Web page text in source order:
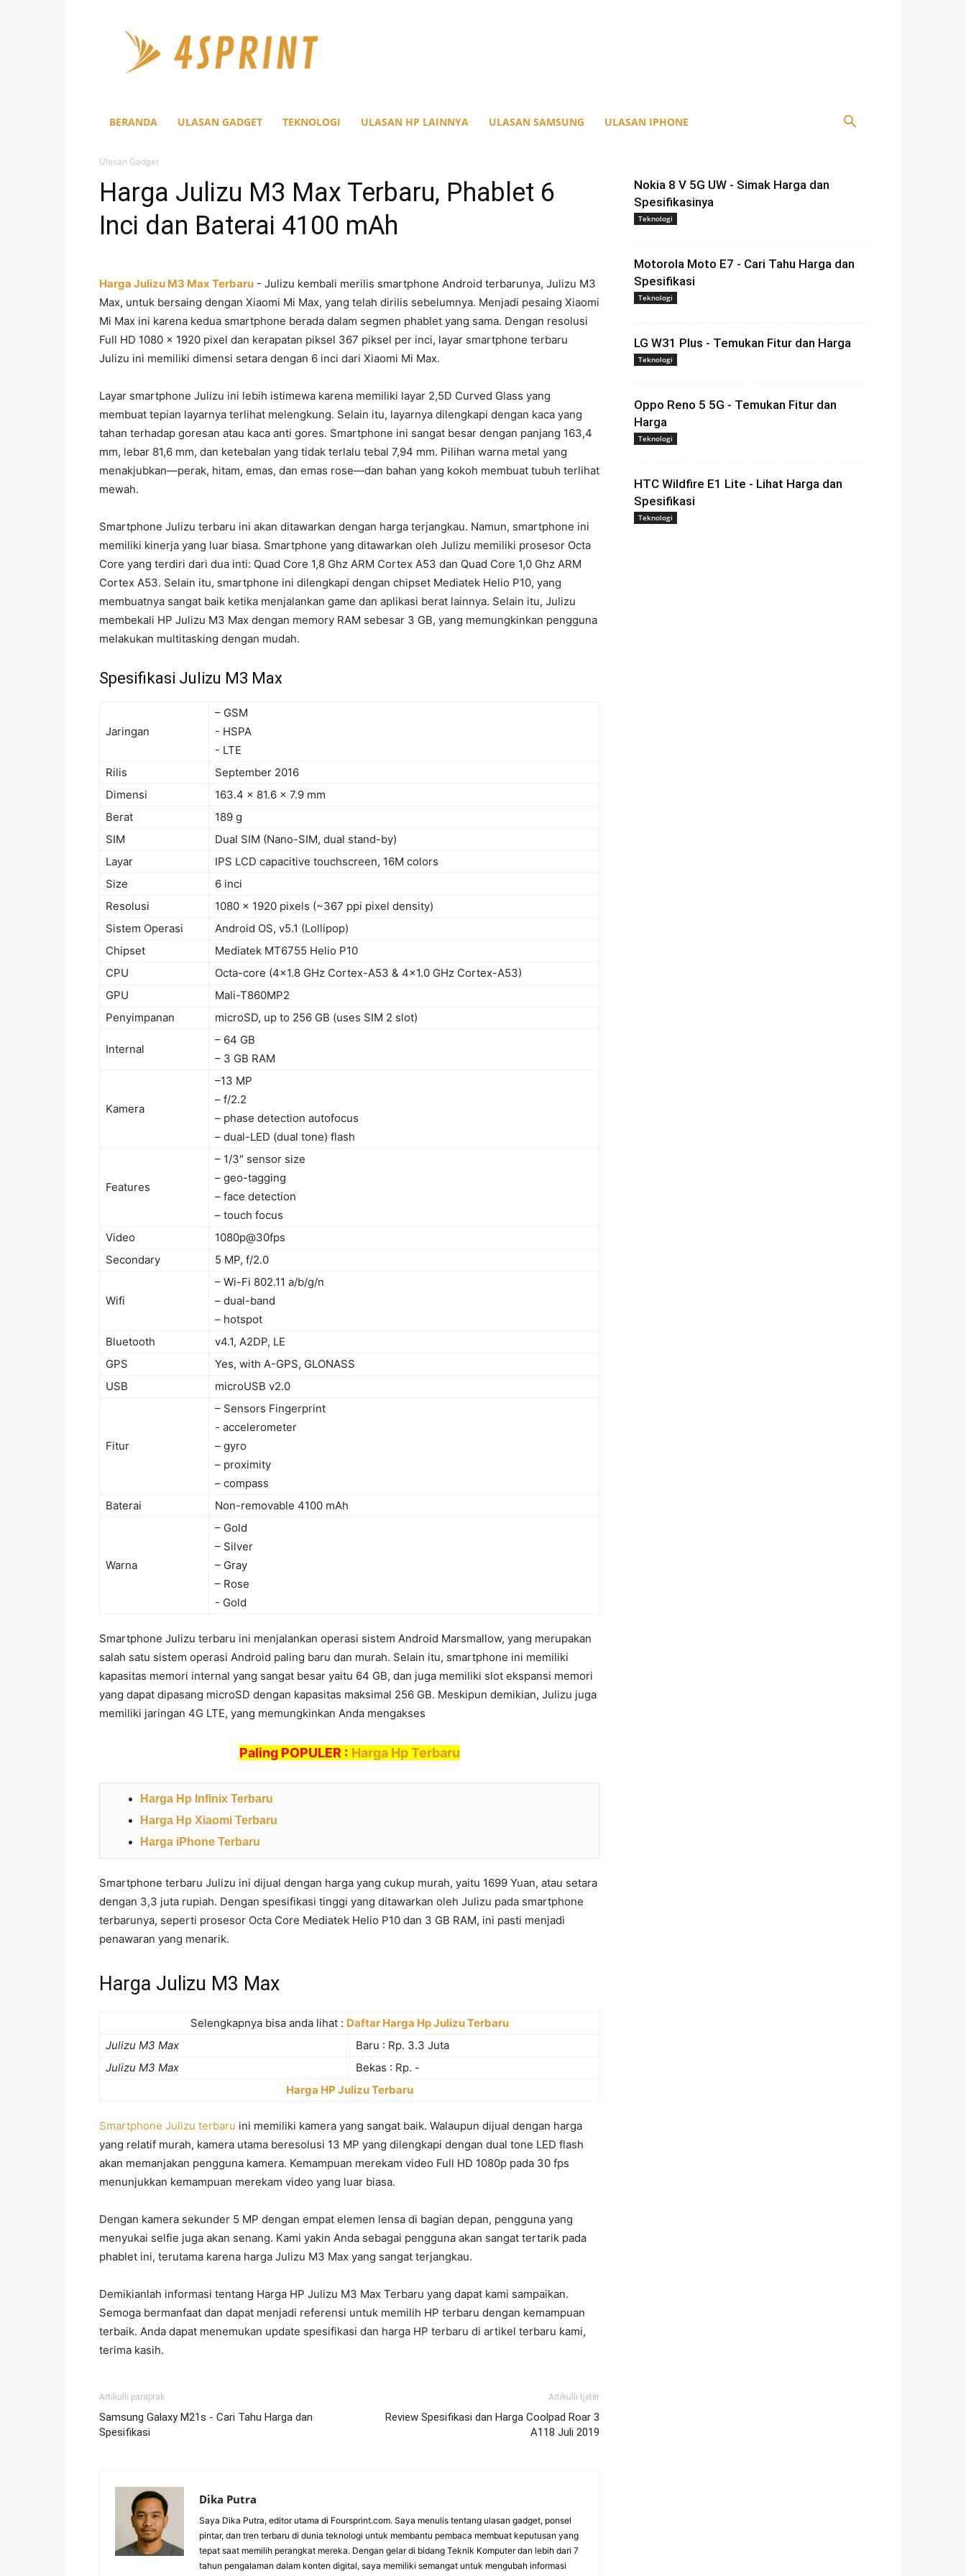
BERANDA ULASAN GADGET TEKNOLOGI ULASAN HP LAINNYA ULASAN SAMSUNG ULASAN IPHONE
Ulasan Gadget
Harga Julizu M3 Max Terbaru, Phablet 6
Inci dan Baterai 4100 mAh
Harga Julizu M3 Max Terbaru - Julizu kembali merilis smartphone Android terbarunya, Julizu M3
Max, untuk bersaing dengan Xiaomi Mi Max, yang telah dirilis sebelumnya. Menjadi pesaing Xiaomi
Mi Max ini karena kedua smartphone berada dalam segmen phablet yang sama. Dengan resolusi
Full HD 1080 x 1920 pixel dan kerapatan piksel 367 piksel per inci, layar smartphone terbaru
Julizu ini memiliki dimensi setara dengan 6 inci dari Xiaomi Mi Max.
Layar smartphone Julizu ini lebih istimewa karena memiliki layar 2,5D Curved Glass yang
membuat tepian layarnya terlihat melengkung. Selain itu, layarnya dilengkapi dengan kaca yang
tahan terhadap goresan atau kaca anti gores. Smartphone ini sangat besar dengan panjang 163,4
mm, lebar 81,6 mm, dan ketebalan yang tidak terlalu tebal 7,94 mm. Pilihan warna metal yang
menakjubkan—perak, hitam, emas, dan emas rose—dan bahan yang kokoh membuat tubuh terlihat
mewah.
Smartphone Julizu terbaru ini akan ditawarkan dengan harga terjangkau. Namun, smartphone ini
memiliki kinerja yang luar biasa. Smartphone yang ditawarkan oleh Julizu memiliki prosesor Octa
Core yang terdiri dari dua inti: Quad Core 1,8 Ghz ARM Cortex A53 dan Quad Core 1,0 Ghz ARM
Cortex A53. Selain itu, smartphone ini dilengkapi dengan chipset Mediatek Helio P10, yang
membuatnya sangat baik ketika menjalankan game dan aplikasi berat lainnya. Selain itu, Julizu
membekali HP Julizu M3 Max dengan memory RAM sebesar 3 GB, yang memungkinkan pengguna
melakukan multitasking dengan mudah.
Spesifikasi Julizu M3 Max
Jaringan
– GSM
- HSPA
- LTE
Rilis
September 2016
Dimensi
163.4 x 81.6 x 7.9 mm
Berat
189 g
SIM
Dual SIM (Nano-SIM, dual stand-by)
Layar
IPS LCD capacitive touchscreen, 16M colors
Size
6 inci
Resolusi
1080 x 1920 pixels (~367 ppi pixel density)
Sistem Operasi
Android OS, v5.1 (Lollipop)
Chipset
Mediatek MT6755 Helio P10
CPU
Octa-core (4x1.8 GHz Cortex-A53 & 4x1.0 GHz Cortex-A53)
GPU
Mali-T860MP2
Penyimpanan
microSD, up to 256 GB (uses SIM 2 slot)
Internal
– 64 GB
– 3 GB RAM
Kamera
–13 MP
– f/2.2
– phase detection autofocus
– dual-LED (dual tone) flash
Features
– 1/3" sensor size
– geo-tagging
– face detection
– touch focus
Video
1080p@30fps
Secondary
5 MP, f/2.0
Wifi
– Wi-Fi 802.11 a/b/g/n
– dual-band
– hotspot
Bluetooth
v4.1, A2DP, LE
GPS
Yes, with A-GPS, GLONASS
USB
microUSB v2.0
Fitur
– Sensors Fingerprint
- accelerometer
– gyro
– proximity
– compass
Baterai
Non-removable 4100 mAh
Warna
– Gold
– Silver
– Gray
– Rose
- Gold
Smartphone Julizu terbaru ini menjalankan operasi sistem Android Marsmallow, yang merupakan
salah satu sistem operasi Android paling baru dan murah. Selain itu, smartphone ini memiliki
kapasitas memori internal yang sangat besar yaitu 64 GB, dan juga memiliki slot ekspansi memori
yang dapat dipasang microSD dengan kapasitas maksimal 256 GB. Meskipun demikian, Julizu juga
memiliki jaringan 4G LTE, yang memungkinkan Anda mengakses
Paling POPULER : Harga Hp Terbaru
Harga Hp Infinix Terbaru
Harga Hp Xiaomi Terbaru
Harga iPhone Terbaru
Smartphone terbaru Julizu ini dijual dengan harga yang cukup murah, yaitu 1699 Yuan, atau setara
dengan 3,3 juta rupiah. Dengan spesifikasi tinggi yang ditawarkan oleh Julizu pada smartphone
terbarunya, seperti prosesor Octa Core Mediatek Helio P10 dan 3 GB RAM, ini pasti menjadi
penawaran yang menarik.
Harga Julizu M3 Max
Selengkapnya bisa anda lihat : Daftar Harga Hp Julizu Terbaru
Julizu M3 Max
Baru : Rp. 3.3 Juta
Julizu M3 Max
Bekas : Rp. -
Harga HP Julizu Terbaru
Smartphone Julizu terbaru ini memiliki kamera yang sangat baik. Walaupun dijual dengan harga
yang relatif murah, kamera utama beresolusi 13 MP yang dilengkapi dengan dual tone LED flash
akan memanjakan pengguna kamera. Kemampuan merekam video Full HD 1080p pada 30 fps
menunjukkan kemampuan merekam video yang luar biasa.
Dengan kamera sekunder 5 MP dengan empat elemen lensa di bagian depan, pengguna yang
menyukai selfie juga akan senang. Kami yakin Anda sebagai pengguna akan sangat tertarik pada
phablet ini, terutama karena harga Julizu M3 Max yang sangat terjangkau.
Demikianlah informasi tentang Harga HP Julizu M3 Max Terbaru yang dapat kami sampaikan.
Semoga bermanfaat dan dapat menjadi referensi untuk memilih HP terbaru dengan kemampuan
terbaik. Anda dapat menemukan update spesifikasi dan harga HP terbaru di artikel terbaru kami,
terima kasih.
Artikulli paraprak
Samsung Galaxy M21s - Cari Tahu Harga dan
Spesifikasi
Artikulli tjetër
Review Spesifikasi dan Harga Coolpad Roar 3
A118 Juli 2019
Dika Putra
Saya Dika Putra, editor utama di Foursprint.com. Saya menulis tentang ulasan gadget, ponsel
pintar, dan tren terbaru di dunia teknologi untuk membantu pembaca membuat keputusan yang
tepat saat memilih perangkat mereka. Dengan gelar di bidang Teknik Komputer dan lebih dari 7
tahun pengalaman dalam konten digital, saya memiliki semangat untuk mengubah informasi
Nokia 8 V 5G UW - Simak Harga dan
Spesifikasinya
Teknologi
Motorola Moto E7 - Cari Tahu Harga dan
Spesifikasi
Teknologi
LG W31 Plus - Temukan Fitur dan Harga
Teknologi
Oppo Reno 5 5G - Temukan Fitur dan
Harga
Teknologi
HTC Wildfire E1 Lite - Lihat Harga dan
Spesifikasi
Teknologi